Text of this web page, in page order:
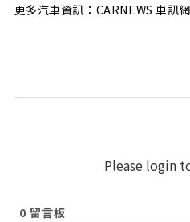
更多汽車資訊：CARNEWS 車訊網
Please login
0 留言板